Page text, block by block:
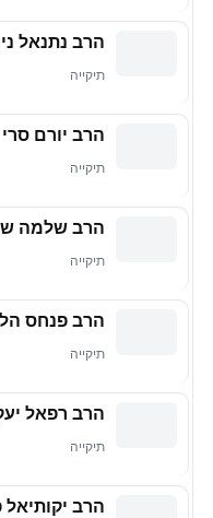
הרב נתנאל ניר
תיקייה
הרב יורם סרי
תיקייה
הרב שלמה
תיקייה
הרב פנחס
תיקייה
הרב רפאל
תיקייה
הרב יקותיאל